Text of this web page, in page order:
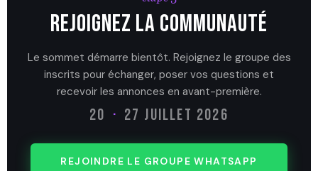
Rejoignez la communauté
Le sommet démarre bientôt. Rejoignez le groupe des
inscrits pour échanger, poser vos questions et
recevoir les annonces en avant-première.
20 · 27 JUILLET 2026
REJOINDRE LE GROUPE WHATSAPP